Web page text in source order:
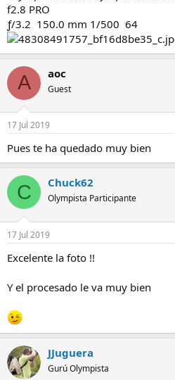
f2.8 PRO
ƒ/3.2 150.0 mm 1/500 64
A aoc
Guest
17 Jul 2019
Pues te ha quedado muy bien
C Chuck62
Olympista Participante
17 Jul 2019
Excelente la foto !!
Y el procesado le va muy bien
JJuguera
Gurú Olympista